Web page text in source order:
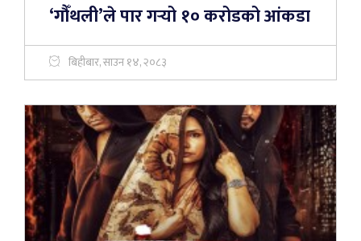
‘गौँथली’ले पार गर्‍यो १० करोडको आंकडा
बिहीबार, साउन १४, २०८३